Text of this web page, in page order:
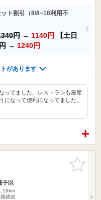
ト割引（8/8~16利用不
円 → 1140円
【土日
→ 1240円
があります
ってました。レストランも座席
になって便利になってました。
お気に入
りに追加
子区
経由